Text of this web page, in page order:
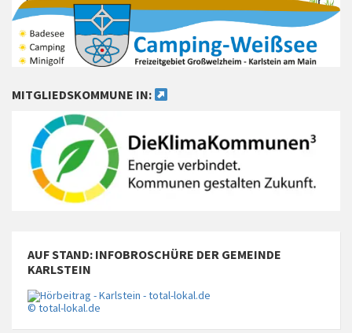
MITGLIEDSKOMMUNE IN:
AUF STAND: INFOBROSCHÜRE DER GEMEINDE
KARLSTEIN
© total-lokal.de